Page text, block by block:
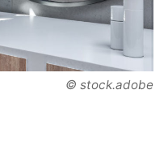
© stock.adobe